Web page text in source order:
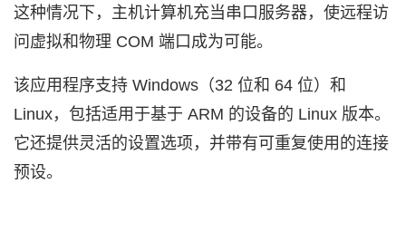
这种情况下，主机计算机充当串口服务器，使远程访
问虚拟和物理 COM 端口成为可能。
该应用程序支持 Windows（32 位和 64 位）和
Linux，包括适用于基于 ARM 的设备的 Linux 版本。
它还提供灵活的设置选项，并带有可重复使用的连接
预设。